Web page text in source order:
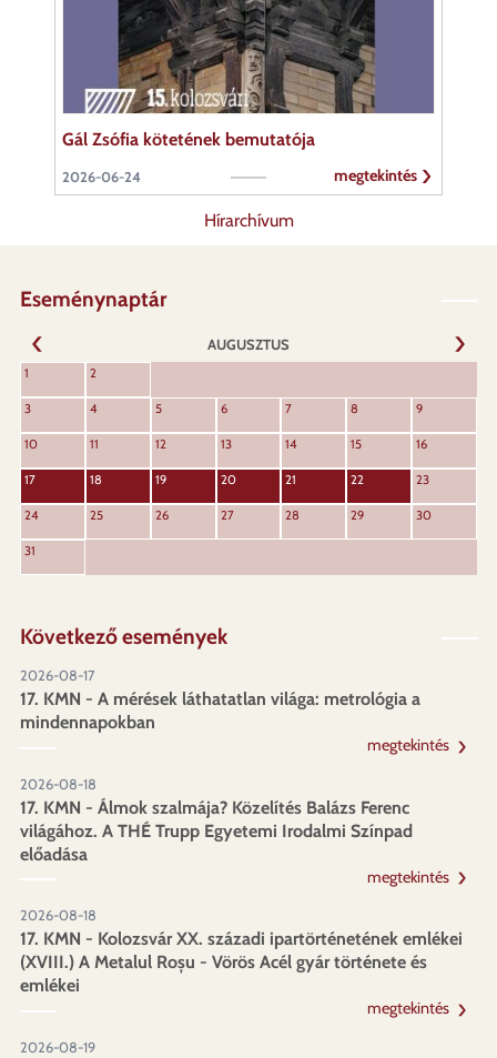
Gál Zsófia kötetének bemutatója
2026-06-24 megtekintés
Hírarchívum
Eseménynaptár
ELŐZŐ
AUGUSZTUS
1 2
3 4 5 6 7 8 9
10 11 12 13 14 15 16
17 18 19 20 21 22 23
24 25 26 27 28 29 30
31
Következő események
2026-08-17
17. KMN - A mérések láthatatlan világa: metrológia a
mindennapokban
megtekintés
2026-08-18
17. KMN - Álmok szalmája? Közelítés Balázs Ferenc
világához. A THÉ Trupp Egyetemi Irodalmi Színpad
előadása
megtekintés
2026-08-18
17. KMN - Kolozsvár XX. századi ipartörténetének emlékei
(XVIII.) A Metalul Roșu - Vörös Acél gyár története és
emlékei
megtekintés
2026-08-19